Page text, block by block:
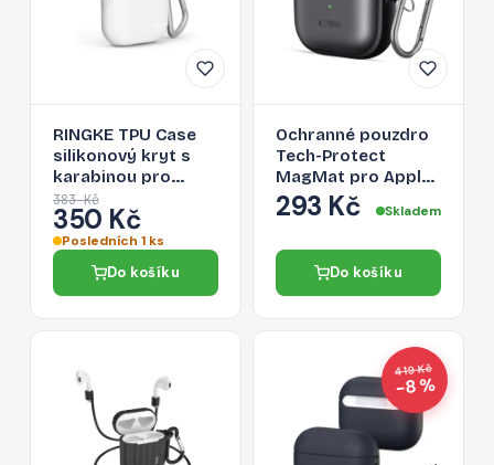
RINGKE TPU Case
silikonový kryt s
karabinou pro
Apple AirPods 1/2,
bílý
383 Kč
350 Kč
Posledních 1 ks
Do košíku
Ochranné pouzdro
Tech-Protect
MagMat pro Apple
AirPods 4 – matná
černá
293 Kč Skladem
Do košíku
419 Kč
−8 %